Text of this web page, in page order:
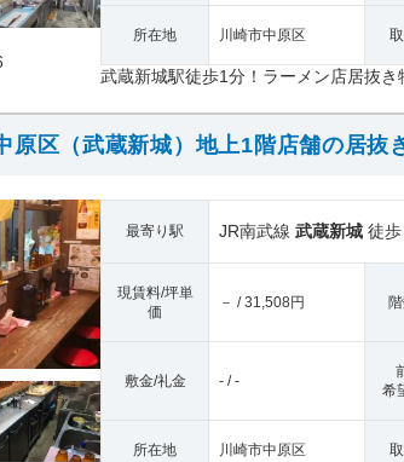
所在地 川崎市中原区
武蔵新城駅徒歩1分！ラーメン店居抜き
原区（武蔵新城）地上1階店舗の居抜
最寄り駅 JR南武線 武蔵新城 徒歩
現賃料/坪単
価
－ / 31,508円
敷金/礼金 - / -
希
所在地 川崎市中原区